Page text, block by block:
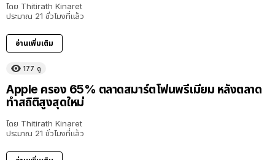
โดย Thitirath Kinaret
ประมาณ 21 ชั่วโมงที่แล้ว
อ่านเพิ่มเติม
177 ดู
Apple ครอง 65% ตลาดสมาร์ตโฟนพรีเมียม หลังตลาด
ทำสถิติสูงสุดใหม่
โดย Thitirath Kinaret
ประมาณ 21 ชั่วโมงที่แล้ว